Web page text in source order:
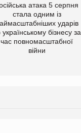
атака 5 серпня
стала одним із
ударів
українському бізнесу за
час повномасштабної
війни